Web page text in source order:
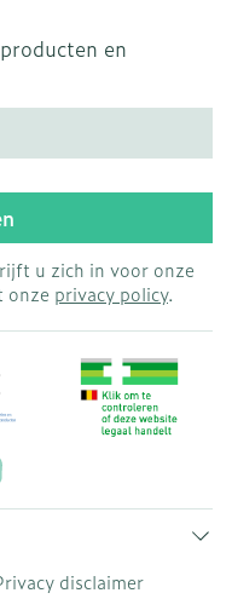
en
u zich in voor onze
onze privacy policy.
disclaimer